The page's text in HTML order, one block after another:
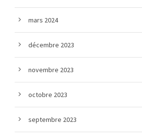
mars 2024
décembre 2023
novembre 2023
octobre 2023
septembre 2023